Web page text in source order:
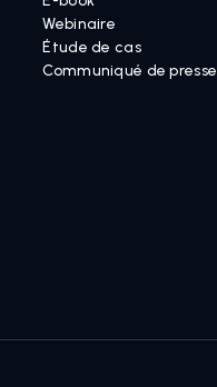
Webinaire
Étude de cas
Communiqué de presse